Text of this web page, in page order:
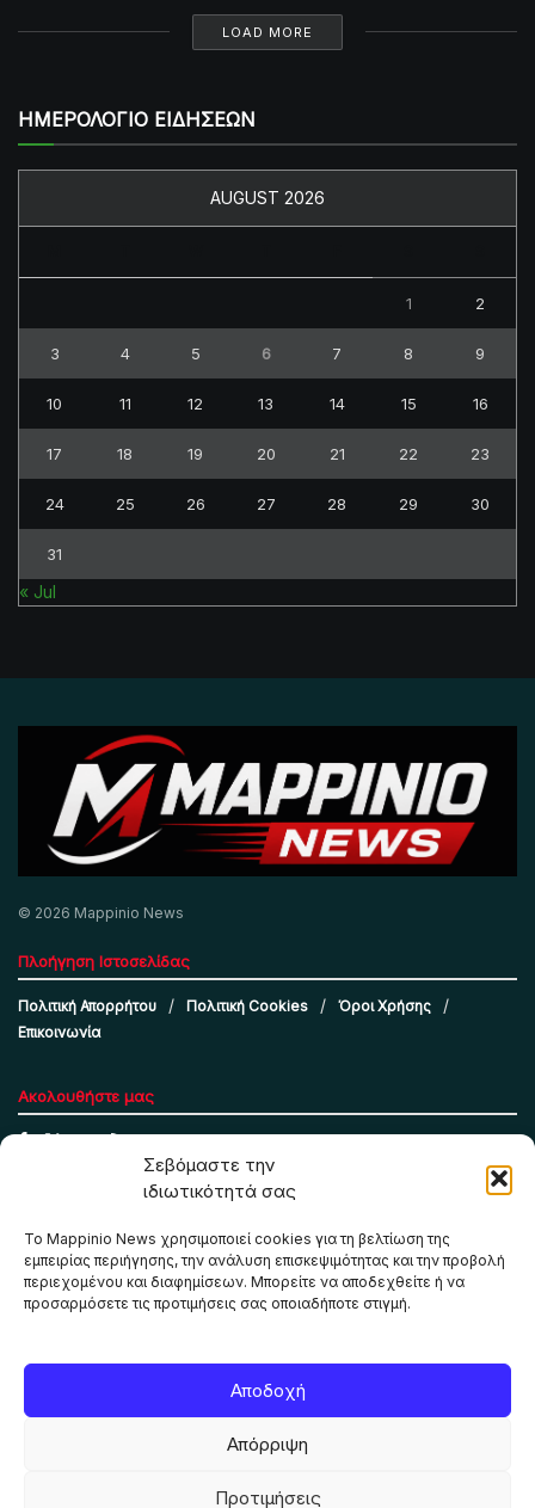
Σεβόμαστε την
ιδιωτικότητά σας
Το Mappinio News χρησιμοποιεί cookies για τη βελτίωση της
εμπειρίας περιήγησης, την ανάλυση επισκεψιμότητας και την προβολή
περιεχομένου και διαφημίσεων. Μπορείτε να αποδεχθείτε ή να
προσαρμόσετε τις προτιμήσεις σας οποιαδήποτε στιγμή.
Αποδοχή
Απόρριψη
Προτιμήσεις
LOAD MORE
ΗΜΕΡΟΛΟΓΙΟ ΕΙΔΗΣΕΩΝ
AUGUST 2026
1 2
3 4 5 6 7 8 9
10 11 12 13 14 15 16
17 18 19 20 21 22 23
24 25 26 27 28 29 30
31
« Jul
© 2026 Mappinio News
Πλοήγηση Ιστοσελίδας
Πολιτική Απορρήτου Πολιτική Cookies
Όροι Χρήσης
Επικοινωνία
Ακολουθήστε μας
Το Mappinio.net χρησιμοποιεί cookies για τη σωστή
λειτουργία της ιστοσελίδας, την ανάλυση επισκεψιμότητας
και την προβολή εξατομικευμένου περιεχομένου. Πατώντας
αλλάξετε τις προτιμήσεις σας οποιαδήποτε στιγμή.